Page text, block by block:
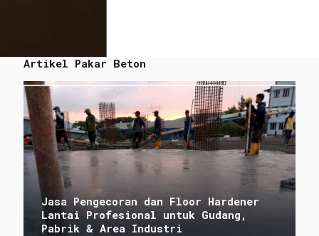
Artikel Pakar Beton
Jasa Pengecoran dan Floor Hardener
Lantai Profesional untuk Gudang,
Pabrik & Area Industri